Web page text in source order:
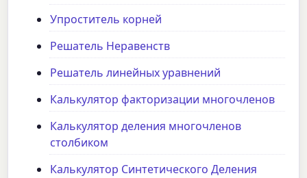
Упроститель корней
Решатель Неравенств
Решатель линейных уравнений
Калькулятор факторизации многочленов
Калькулятор деления многочленов
столбиком
Калькулятор Синтетического Деления